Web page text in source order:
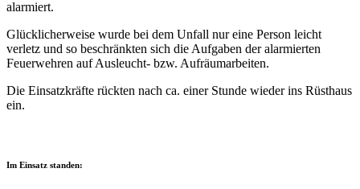
alarmiert.
Glücklicherweise wurde bei dem Unfall nur eine Person leicht
verletz und so beschränkten sich die Aufgaben der alarmierten
Feuerwehren auf Ausleucht- bzw. Aufräumarbeiten.
Die Einsatzkräfte rückten nach ca. einer Stunde wieder ins Rüsthaus
ein.
Im Einsatz standen: